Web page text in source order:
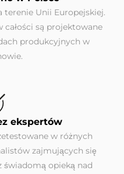
Unii Europejskiej.
są projektowane
produkcyjnych w
ekspertów
w różnych
zajmujących się
świadomą opieką nad